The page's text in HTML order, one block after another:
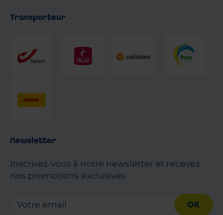
Transporteur
Newsletter
Inscrivez-vous à notre newsletter et recevez
nos promotions exclusives
OK